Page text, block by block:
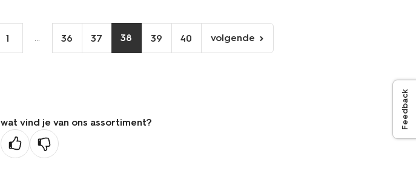
1 ... 36 37 38 39 40
volgende
pagina
volgende
wat vind je van ons assortiment? Feedback